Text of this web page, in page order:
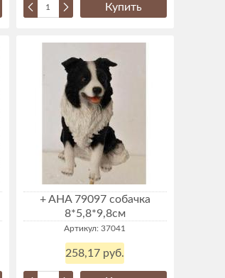
Купить
+ AHA 79097 собачка
8*5,8*9,8см
Артикул: 37041
258,17 руб.